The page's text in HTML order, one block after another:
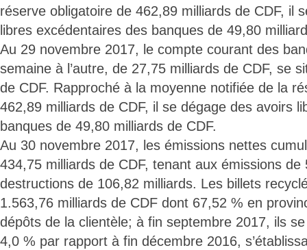
réserve obligatoire de 462,89 milliards de CDF, il
libres excédentaires des banques de 49,80
Au 29 novembre 2017, le compte courant des
semaine à l’autre, de 27,75 milliards de CDF, se
de CDF. Rapproché à la moyenne notifiée de la
462,89 milliards de CDF, il se dégage des avoirs
banques de 49,80 milliards de CDF.
Au 30 novembre 2017, les émissions nettes
434,75 milliards de CDF, tenant aux émissions
destructions de 106,82 milliards. Les billets
1.563,76 milliards de CDF dont 67,52 % en
dépôts de la clientèle; à fin septembre 2017, ils
4,0 % par rapport à fin décembre 2016,